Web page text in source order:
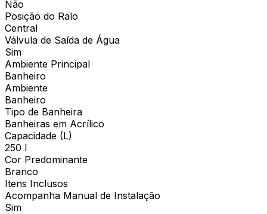
Não
Posição do Ralo
Central
Válvula de Saída de Água
Sim
Ambiente Principal
Banheiro
Ambiente
Banheiro
Tipo de Banheira
Banheiras em Acrílico
Capacidade (L)
250 l
Cor Predominante
Branco
Itens Inclusos
Acompanha Manual de Instalação
Sim